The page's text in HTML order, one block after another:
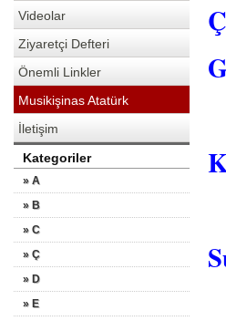
Videolar
Ziyaretçi Defteri
Önemli Linkler
Musikişinas Atatürk
İletişim
Kategoriler
» A
» B
» C
» Ç
» D
» E